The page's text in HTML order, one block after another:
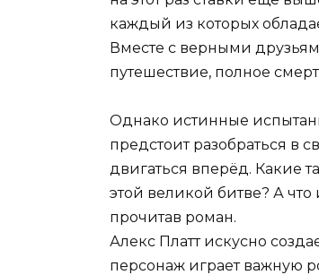
каждый из которых
Вместе с верными
путешествие, полное
Однако истинные
предстоит разобраться в
двигаться вперёд. Какие
этой великой битве? А
прочитав роман.
Алекс Платт искусно
персонаж играет важную